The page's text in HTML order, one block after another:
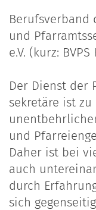
Berufsverband
und
e.V. (kurz: BVPS
Der Dienst der
sekretäre ist
und
Daher ist bei
auch
durch
sich